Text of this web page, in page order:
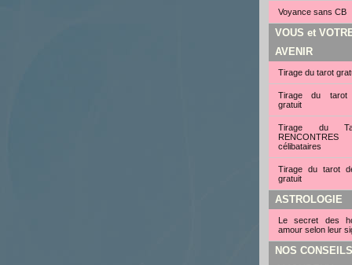
Voyance sans CB
VOUS et
AVENIR
Tirage du tarot
Tirage du tarot
gratuit
Tirage du
célibataires
Tirage du tarot
gratuit
ASTROLOGIE
Le secret des
amour selon leur
NOS CONSEILS